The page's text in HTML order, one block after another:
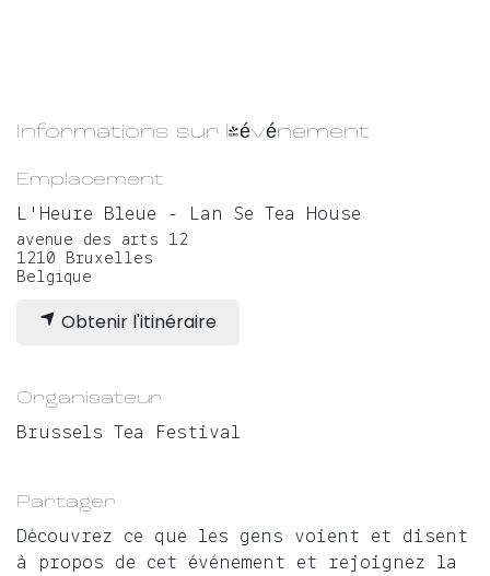
Informations sur l'événement
Emplacement
L'Heure Bleue - Lan Se Tea House
avenue des arts 12
1210 Bruxelles
Belgique
Obtenir l'itinéraire
Organisateur
Brussels Tea Festival
Partager
Découvrez ce que les gens voient et disent
à propos de cet événement et rejoignez la